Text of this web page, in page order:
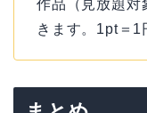
作品（見放題対
きます。1pt＝1